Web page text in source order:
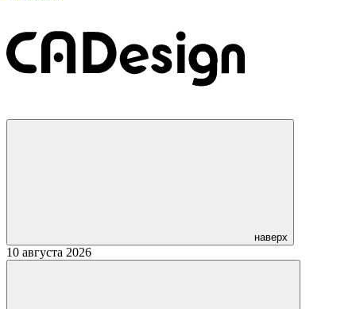
наверх
10 августа 2026